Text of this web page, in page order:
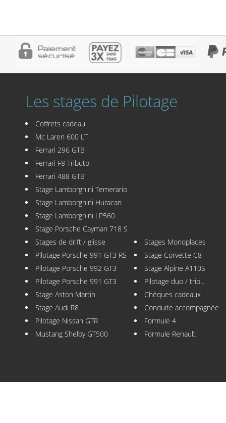
Les stages de Pilotage
Coffrets cadeau
Mc Laren 600 LT
Ferrari 296 GTB
Ferrari F8 Tributo
Ferrari 488 GTB
Stage Lamborghini Temerario
Stage Lamborghini Huracan
Stage Lamborghini LP560
Stage Porsche Cayman 718 S
Stages de drift / glisse
Pilotage Porsche 991 GT3 RS
Pilotage Porsche 992 GT3
Pilotage Porsche 991 GT3
Stage Aston Martin
Stage Audi R8
Pilotage Nissan GTR
Mustang Shelby GT500
Stages Monoplaces
Stage Corvette C8
Stage Alpine A110S
Pilotage duo / trio...
Chèques cadeaux
Conduite accompagnée
Formule 4
Formule Renault